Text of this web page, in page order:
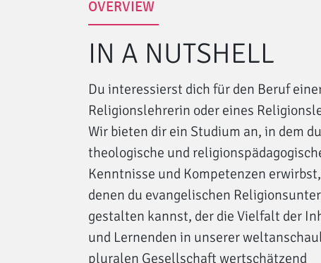
OVERVIEW
IN A NUTSHELL
Du interessierst dich für den Beruf
Religionslehrerin oder eines
Wir bieten dir ein Studium an, in dem du
theologische und
Kenntnisse und Kompetenzen
denen du evangelischen
gestalten kannst, der die Vielfalt der
und Lernenden in unserer
pluralen Gesellschaft wertschätzend